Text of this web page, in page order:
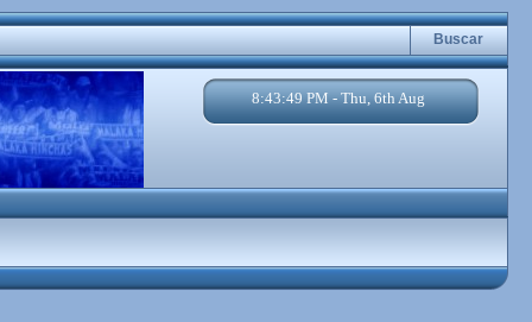
Buscar
8:43:49 PM - Thu, 6th Aug